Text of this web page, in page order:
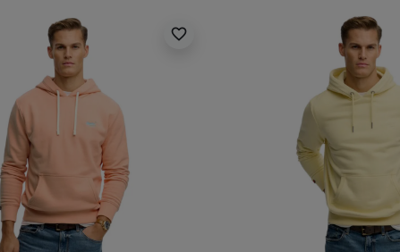
favorite_border